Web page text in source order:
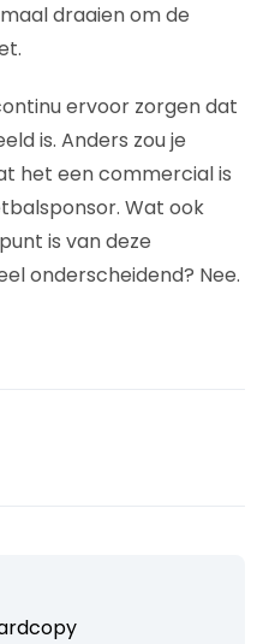
draaien om de
ervoor zorgen dat
is. Anders zou je
het een commercial is
Wat ook
is van deze
onderscheidend? Nee.